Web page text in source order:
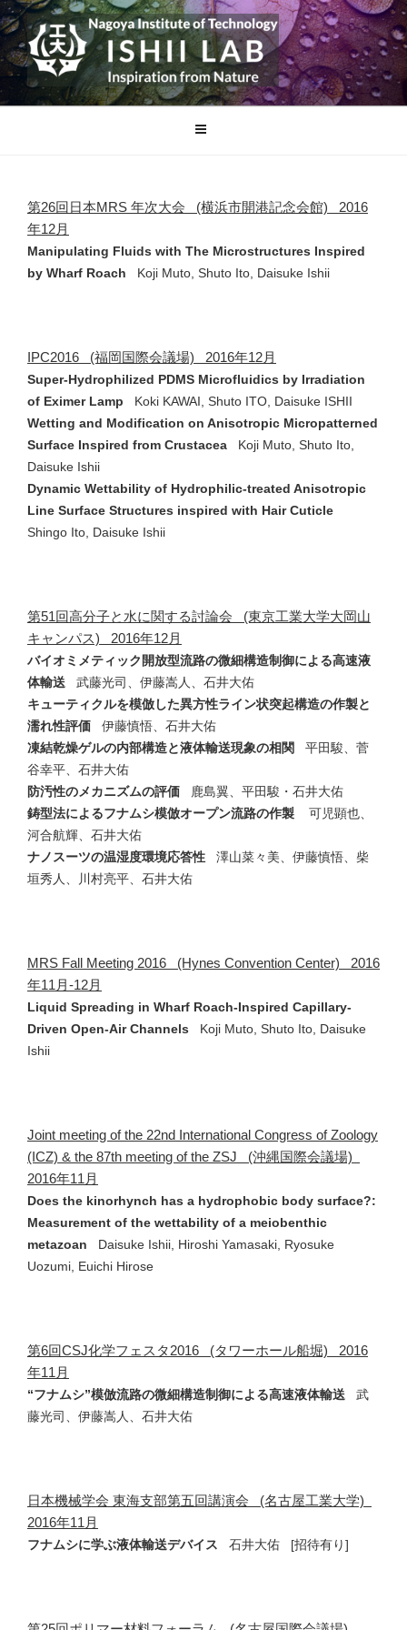
コ
ン
テ
ン
ツ
名古屋工業大学 石井研究室
第26回日本MRS 年次大会 (横浜市開港記念会館) 2016
年12月
Manipulating Fluids with The Microstructures Inspired
by Wharf Roach Koji Muto, Shuto Ito, Daisuke Ishii
IPC2016 (福岡国際会議場) 2016年12月
Super-Hydrophilized PDMS Microfluidics by Irradiation
of Eximer Lamp Koki KAWAI, Shuto ITO, Daisuke ISHII
Wetting and Modification on Anisotropic Micropatterned
Surface Inspired from Crustacea Koji Muto, Shuto Ito,
Daisuke Ishii
Dynamic Wettability of Hydrophilic-treated Anisotropic
Line Surface Structures inspired with Hair Cuticle
Shingo Ito, Daisuke Ishii
第51回高分子と水に関する討論会 (東京工業大学大岡山
キャンパス) 2016年12月
バイオミメティック開放型流路の微細構造制御による高速液
体輸送 武藤光司、伊藤嵩人、石井大佑
キューティクルを模倣した異方性ライン状突起構造の作製と
濡れ性評価 伊藤慎悟、石井大佑
凍結乾燥ゲルの内部構造と液体輸送現象の相関 平田駿、菅
谷幸平、石井大佑
防汚性のメカニズムの評価 鹿島翼、平田駿・石井大佑
鋳型法によるフナムシ模倣オープン流路の作製 可児顕也、
河合航輝、石井大佑
ナノスーツの温湿度環境応答性 澤山菜々美、伊藤慎悟、柴
垣秀人、川村亮平、石井大佑
MRS Fall Meeting 2016 (Hynes Convention Center) 2016
年11月-12月
Liquid Spreading in Wharf Roach-Inspired Capillary-
Driven Open-Air Channels Koji Muto, Shuto Ito, Daisuke
Ishii
Joint meeting of the 22nd International Congress of Zoology
(ICZ) & the 87th meeting of the ZSJ (沖縄国際会議場)
2016年11月
Does the kinorhynch has a hydrophobic body surface?:
Measurement of the wettability of a meiobenthic
metazoan Daisuke Ishii, Hiroshi Yamasaki, Ryosuke
Uozumi, Euichi Hirose
第6回CSJ化学フェスタ2016 (タワーホール船堀) 2016
年11月
“フナムシ”模倣流路の微細構造制御による高速液体輸送 武
藤光司、伊藤嵩人、石井大佑
日本機械学会 東海支部第五回講演会 (名古屋工業大学)
2016年11月
フナムシに学ぶ液体輸送デバイス 石井大佑 [招待有り]